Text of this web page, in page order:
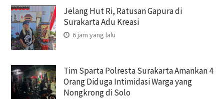
Jelang Hut Ri, Ratusan Gapura di
Surakarta Adu Kreasi
6 jam yang lalu
Tim Sparta Polresta Surakarta Amankan 4
Orang Diduga Intimidasi Warga yang
Nongkrong di Solo